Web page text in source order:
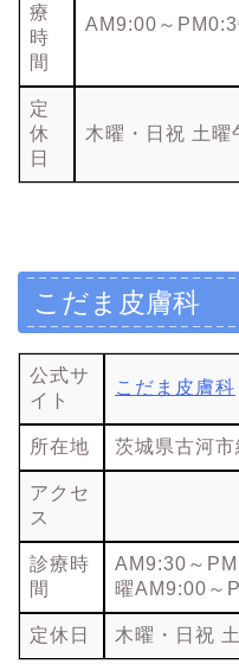
療
時
間
AM9:00～
定
休
日
木曜・日祝 土曜
こだま皮膚科
公式サ
イト
こだま皮膚科
所在地 茨城県古河
アクセ
ス
診療時
間
AM9:30～
曜AM9:00～
定休日 木曜・日祝